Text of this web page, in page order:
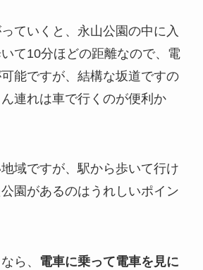
ていくと、永山公園の中に入
て10分ほどの距離なので、電
能ですが、結構な坂道ですの
連れは車で行くのが便利か
域ですが、駅から歩いて行け
園があるのはうれしいポイン
ら、 電車に乗って電車を見に